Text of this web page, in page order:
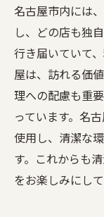
名古屋市内には
し、どの店も独
行き届いていて
屋は、訪れる価
理への配慮も重
っています。名
使用し、清潔な
す。これからも
をお楽しみにし